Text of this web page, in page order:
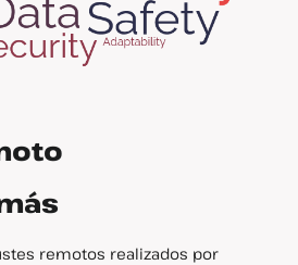
remotos realizados por